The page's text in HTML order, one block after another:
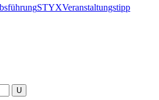
STYXVeranstaltungstipp